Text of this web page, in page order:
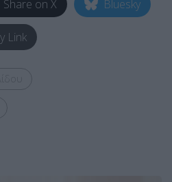
Share on X Bluesky
Link